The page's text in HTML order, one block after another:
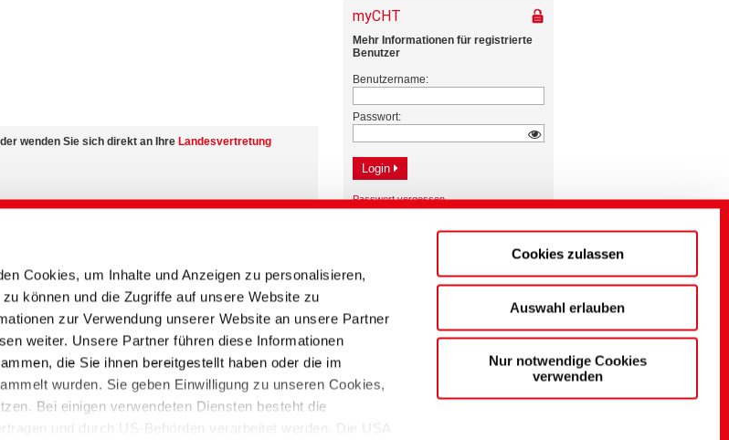
Cookies, um Inhalte und Anzeigen zu personalisieren,
können und die Zugriffe auf unsere Website zu
zur Verwendung unserer Website an unsere Partner
weiter. Unsere Partner führen diese Informationen
die Sie ihnen bereitgestellt haben oder die im
wurden. Sie geben Einwilligung zu unseren Cookies,
Bei einigen verwendeten Diensten besteht die
und durch US-Behörden verarbeitet werden. Die USA
Cookies zulassen
Auswahl erlauben
Nur notwendige Cookies
verwenden
wenden Sie sich direkt an Ihre Landesvertretung
Produktvariationen
die technischen Merkblätter und Farbstoffprofile in
Sicherheitsdatenblätter angezeigt.